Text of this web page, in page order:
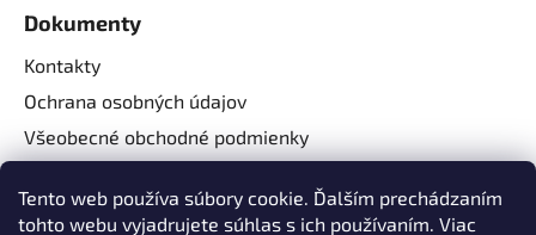
Tento web používa súbory cookie. Ďalším prechádzaním
tohto webu vyjadrujete súhlas s ich používaním. Viac
Dokumenty
Kontakty
Ochrana osobných údajov
Všeobecné obchodné podmienky
Reklamačný formulár